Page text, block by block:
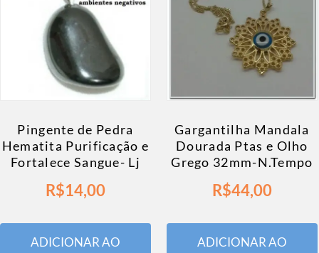
Pingente de Pedra
Hematita Purificação e
Fortalece Sangue- Lj
R$14,00
ADICIONAR AO
Gargantilha Mandala
Dourada Ptas e Olho
Grego 32mm-N.Tempo
R$44,00
ADICIONAR AO